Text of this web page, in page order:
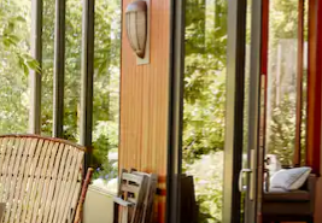
ქვემოთ მიმართული ისრებით ან